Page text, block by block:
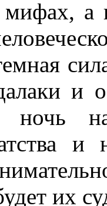
мифах, а
и
ночь
их